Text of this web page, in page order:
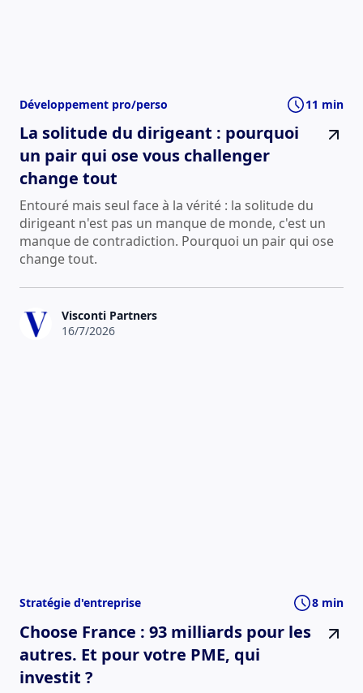
Développement pro/perso 11 min
La solitude du dirigeant : pourquoi
un pair qui ose vous challenger
change tout
Entouré mais seul face à la vérité : la solitude du
dirigeant n'est pas un manque de monde, c'est un
manque de contradiction. Pourquoi un pair qui ose
change tout.
Visconti Partners
16/7/2026
Stratégie d'entreprise 8 min
Choose France : 93 milliards pour les
autres. Et pour votre PME, qui
investit ?